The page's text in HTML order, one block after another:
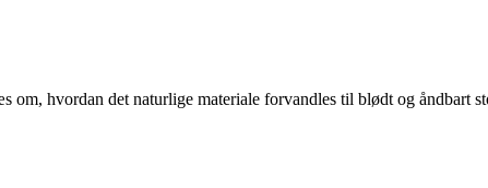
hvordan det naturlige materiale forvandles til blødt og åndbart